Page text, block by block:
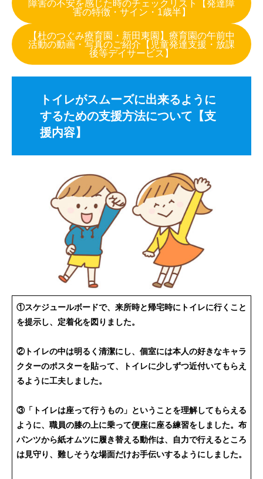
障害の不安を感じた時のチェックリスト【発達障
害の特徴・サイン・1歳半】
【杜のつぐみ療育園・新田東園】療育園の午前中
活動の動画・写真のご紹介【児童発達支援・放課
後等デイサービス】
トイレがスムーズに出来るように
するための支援方法について 【支
援内容】
①スケジュールボードで、来所時と帰宅時にトイレに行くこと
を提示し、定着化を図りました。
②トイレの中は明るく清潔にし、個室には本人の好きなキャラ
クターのポスターを貼って、トイレに少しずつ近付いてもらえ
るように工夫しました。
③「トイレは座って行うもの」ということを理解してもらえる
ように、職員の膝の上に乗って便座に座る練習をしました。布
パンツから紙オムツに履き替える動作は、自力で行えるところ
は見守り、難しそうな場面だけお手伝いするようにしました。